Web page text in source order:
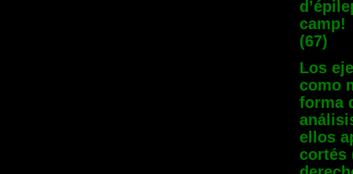
camp!
(67)
Los
como
forma
ellos
cortés